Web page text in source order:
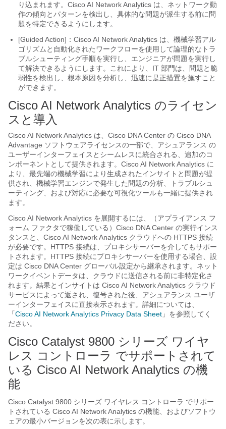
り込まれます。 Cisco AI Network Analytics は、ネットワーク動
作の傾向とパターンを検出し、具体的な問題が派生する前に問
題を特定できるようにします。
[Guided Action]： Cisco AI Network Analytics は、機械学習アル
ゴリズムと自動化されたワークフローを使用して論理的なトラ
ブルシューティング手順を実行し、エンジニアが問題を実行し
て解決できるようにします。 これにより、IT 部門は、問題と脆
弱性を検出し、根本原因を分析し、迅速に是正措置を施すこと
ができます。
Cisco AI Network Analytics のライセン
スと導入
Cisco AI Network Analytics は、 Cisco DNA Center の Cisco DNA
Advantage ソフトウェアライセンスの一部で、 アシュアランス の
ユーザーインターフェイスとシームレスに統合される、追加のコ
ンポーネントとして提供されます。 Cisco AI Network Analytics に
より、最先端の機械学習により生成されたインサイトと問題が提
供され、機械学習エンジンで発生した問題の分析、トラブルシュ
ーティング、および対応に必要な可視化ツールも一緒に提供され
ます。
Cisco AI Network Analytics を展開するには、（アプライアンス フ
ォーム ファクタで稼働している） Cisco DNA Center の実行インス
タンスと、 Cisco AI Network Analytics クラウドへの HTTPS 接続
が必要です。HTTPS 接続は、プロキシサーバーを介してもサポー
トされます。HTTPS 接続にプロキシサーバーを使用する場合、設
定は Cisco DNA Center グローバル設定から継承されます。ネット
ワークイベントデータは、クラウドに送信される前に非特定化さ
れます。結果とインサイトは Cisco AI Network Analytics クラウド
サービスによって返され、復号された後、 アシュアランス ユーザ
ーインターフェイスに直接表示されます。詳細については、
「 Cisco AI Network Analytics Privacy Data Sheet 」を参照してく
ださい。
Cisco Catalyst 9800 シリーズ ワイヤ
レス コントローラ でサポートされて
いる Cisco AI Network Analytics の機
能
Cisco Catalyst 9800 シリーズ ワイヤレス コントローラ でサポー
トされている Cisco AI Network Analytics の機能、およびソフトウ
ェアの最小バージョンを次の表に示します。